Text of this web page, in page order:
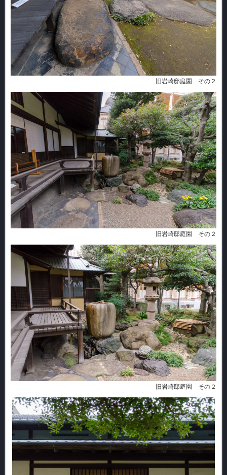
旧岩崎邸庭園 その２
旧岩崎邸庭園 その２
旧岩崎邸庭園 その２